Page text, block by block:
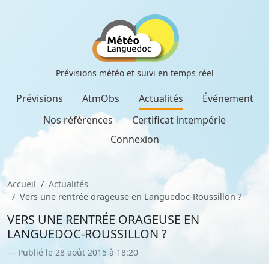
Prévisions météo et suivi en temps réel
Prévisions AtmObs Actualités
Événement
Nos références
Certificat intempérie
Connexion
Accueil
Actualités
Vers une rentrée orageuse en Languedoc-Roussillon ?
VERS UNE RENTRÉE ORAGEUSE EN
LANGUEDOC-ROUSSILLON ?
Publié le 28 août 2015 à 18:20